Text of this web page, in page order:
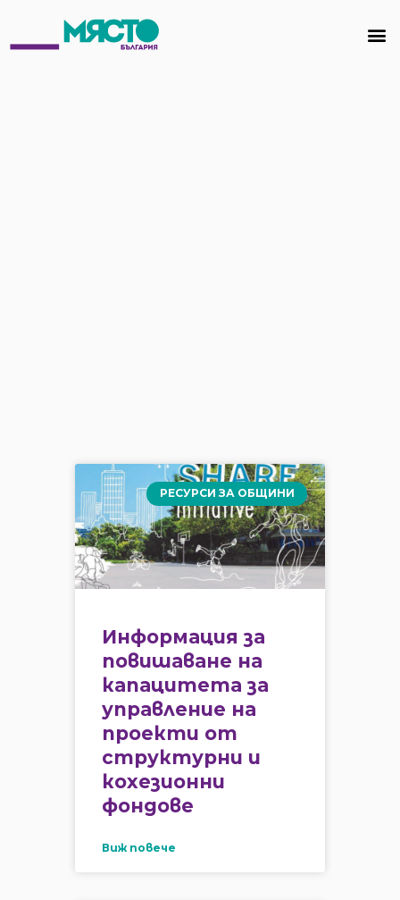
РЕСУРСИ ЗА ОБЩИНИ
Информация за
повишаване на
капацитета за
управление на
проекти от
структурни и
кохезионни
фондове
Виж повече